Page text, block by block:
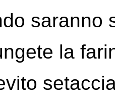
saranno
la